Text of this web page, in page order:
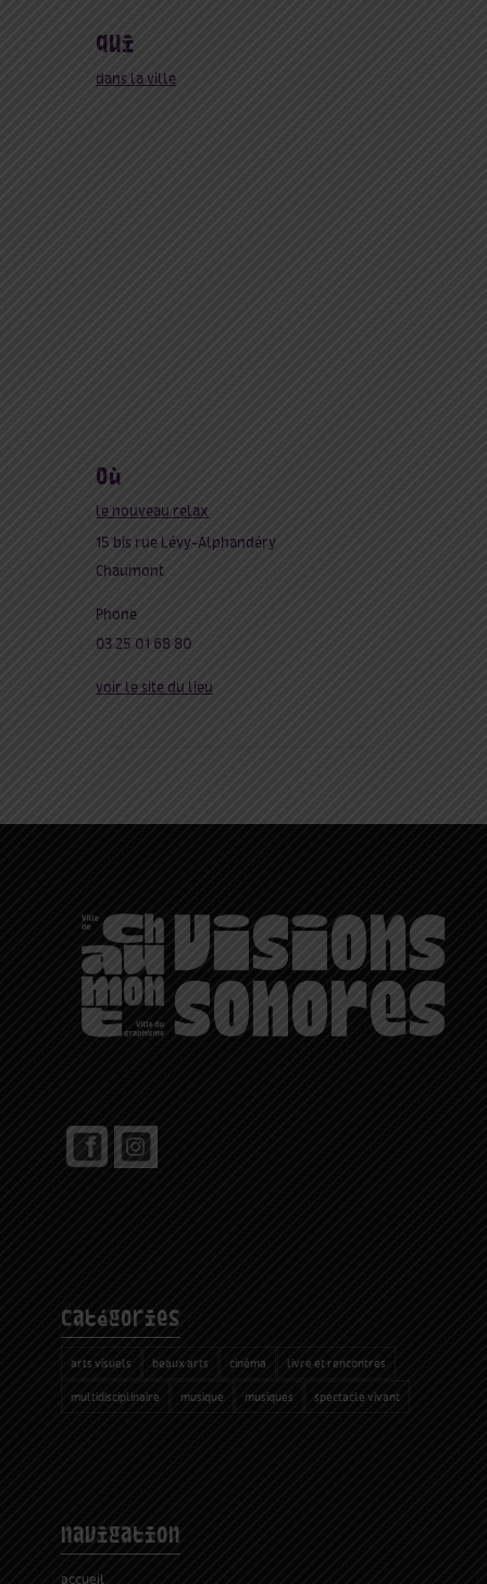
qui
dans la ville
où
le nouveau relax
15 bis rue Lévy-Alphandéry
Chaumont
Phone
03 25 01 68 80
voir le site du lieu
catégories
arts visuels beaux arts cinéma livre et rencontres
multidisciplinaire musique musiques spectacle vivant
navigation
accueil